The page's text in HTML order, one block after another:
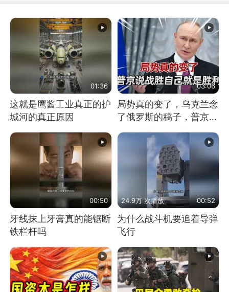
01:36
这就是鹰酱工业真正的护
城河的真正原因
03:06
局势真的变了，乌克兰念
了俄罗斯的稿子，普京说
战胜自己就是胜利
00:50
牙线抹上牙膏真的能锯断
铁栏杆吗
24.9万 次播放 00:52
为什么战斗机要追着导弹
飞行